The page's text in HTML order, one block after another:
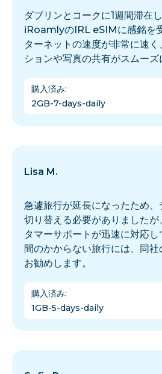
ダブリンとコークに1週間滞在し
iRoamlyのIRL eSIMに感銘を
ターネットの速度が非常に速
ションや写真の共有がスムーズ
購入済み:
2GB-7-days-daily
Lisa M.
急遽旅行が延長になったため
切り替える必要がありました
タマーサポートが迅速に対応
間のかからない旅行には、同
お勧めします。
購入済み:
1GB-5-days-daily